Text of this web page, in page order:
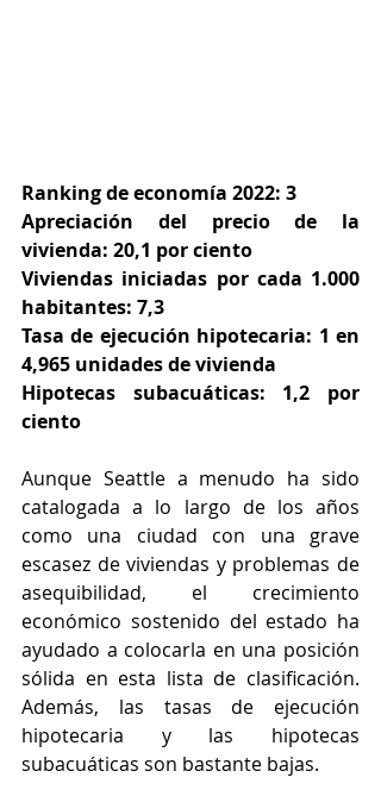
Ranking de economía 2022: 3
Apreciación del precio de la
vivienda: 20,1 por ciento
Viviendas iniciadas por cada 1.000
habitantes: 7,3
Tasa de ejecución hipotecaria: 1 en
4,965 unidades de vivienda
Hipotecas subacuáticas: 1,2 por
ciento
Aunque Seattle a menudo ha sido
catalogada a lo largo de los años
como una ciudad con una grave
escasez de viviendas y problemas de
asequibilidad, el crecimiento
económico sostenido del estado ha
ayudado a colocarla en una posición
sólida en esta lista de clasificación.
Además, las tasas de ejecución
hipotecaria y las hipotecas
subacuáticas son bastante bajas.